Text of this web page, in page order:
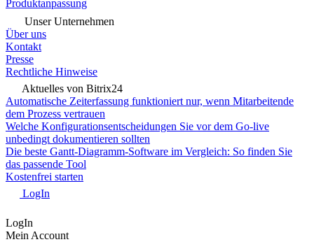
Produktanpassung
Unser Unternehmen
Über uns
Kontakt
Presse
Rechtliche Hinweise
Aktuelles von Bitrix24
Automatische Zeiterfassung funktioniert nur, wenn Mitarbeitende
dem Prozess vertrauen
Welche Konfigurationsentscheidungen Sie vor dem Go-live
unbedingt dokumentieren sollten
Die beste Gantt-Diagramm-Software im Vergleich: So finden Sie
das passende Tool
Kostenfrei starten
LogIn
LogIn
Mein Account